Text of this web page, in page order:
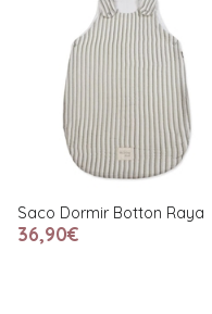
Saco Dormir Botton Raya
36,90€